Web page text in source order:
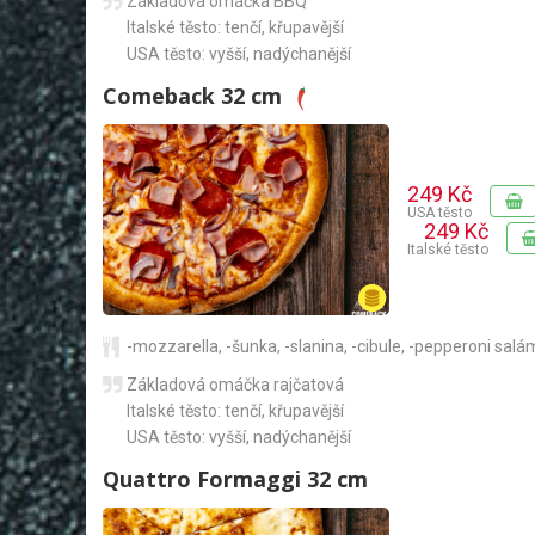
Italské těsto: tenčí, křupavější
USA těsto: vyšší, nadýchanější
Comeback 32 cm
249 Kč
USA těsto
249 Kč
Italské těsto
-mozzarella, -šunka, -slanina, -cibule, -pepperoni
Základová omáčka rajčatová
Italské těsto: tenčí, křupavější
USA těsto: vyšší, nadýchanější
Quattro Formaggi 32 cm